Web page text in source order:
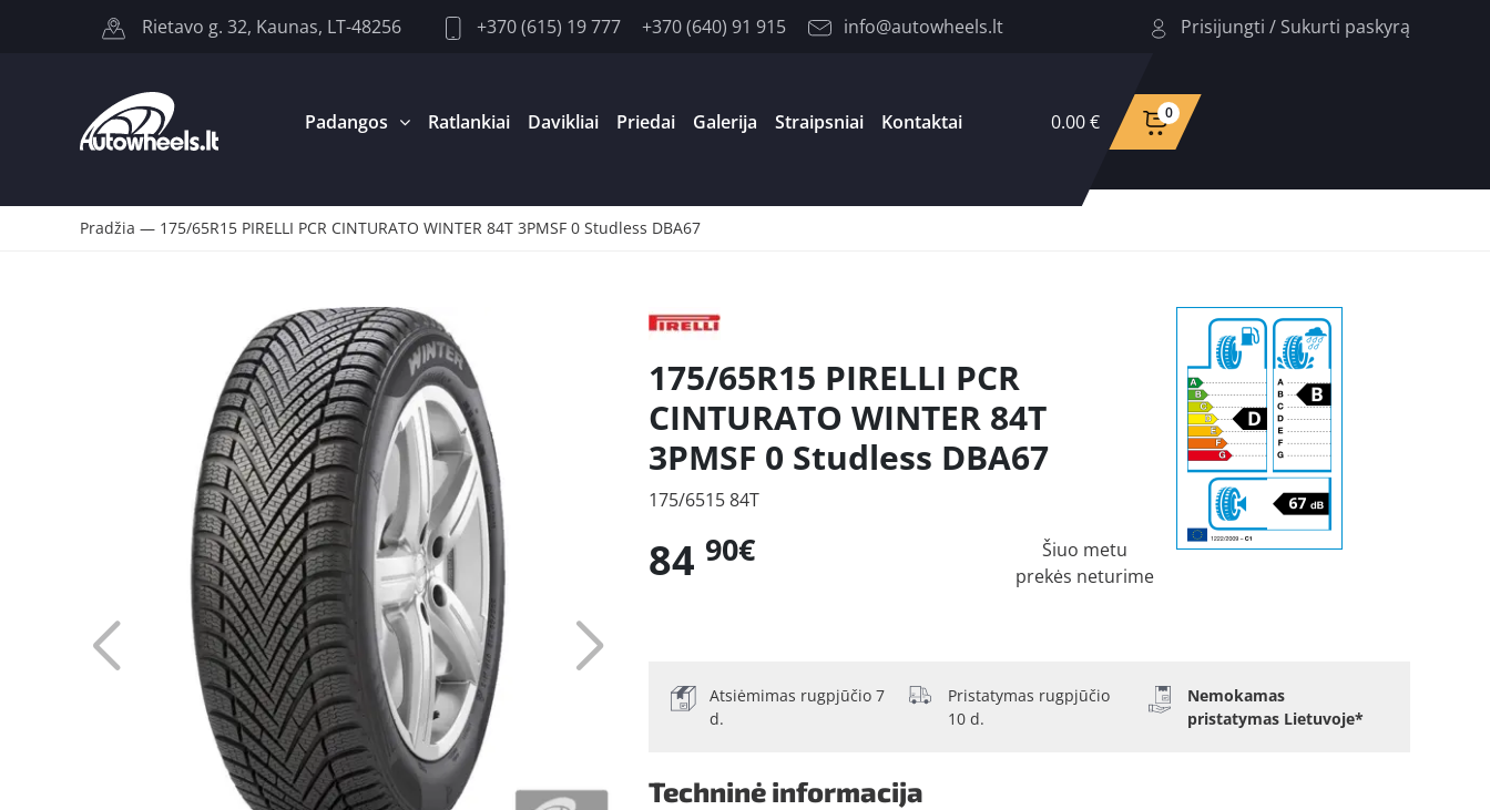
Rietavo g. 32, Kaunas, LT-48256 +370 (615) 19 777 +370 (640) 91 915 info@autowheels.lt Prisijungti / Sukurti paskyrą
Padangos Ratlankiai Davikliai Priedai Galerija Straipsniai Kontaktai 0.00 € 0
Pradžia — 175/65R15 PIRELLI PCR CINTURATO WINTER 84T 3PMSF 0 Studless DBA67
175/65R15 PIRELLI PCR
CINTURATO WINTER 84T
3PMSF 0 Studless DBA67
175/6515 84T
84 90€
Šiuo metu
prekės neturime
Atsiėmimas rugpjūčio 7
d.
Pristatymas rugpjūčio
10 d.
Nemokamas
pristatymas Lietuvoje*
Techninė informacija